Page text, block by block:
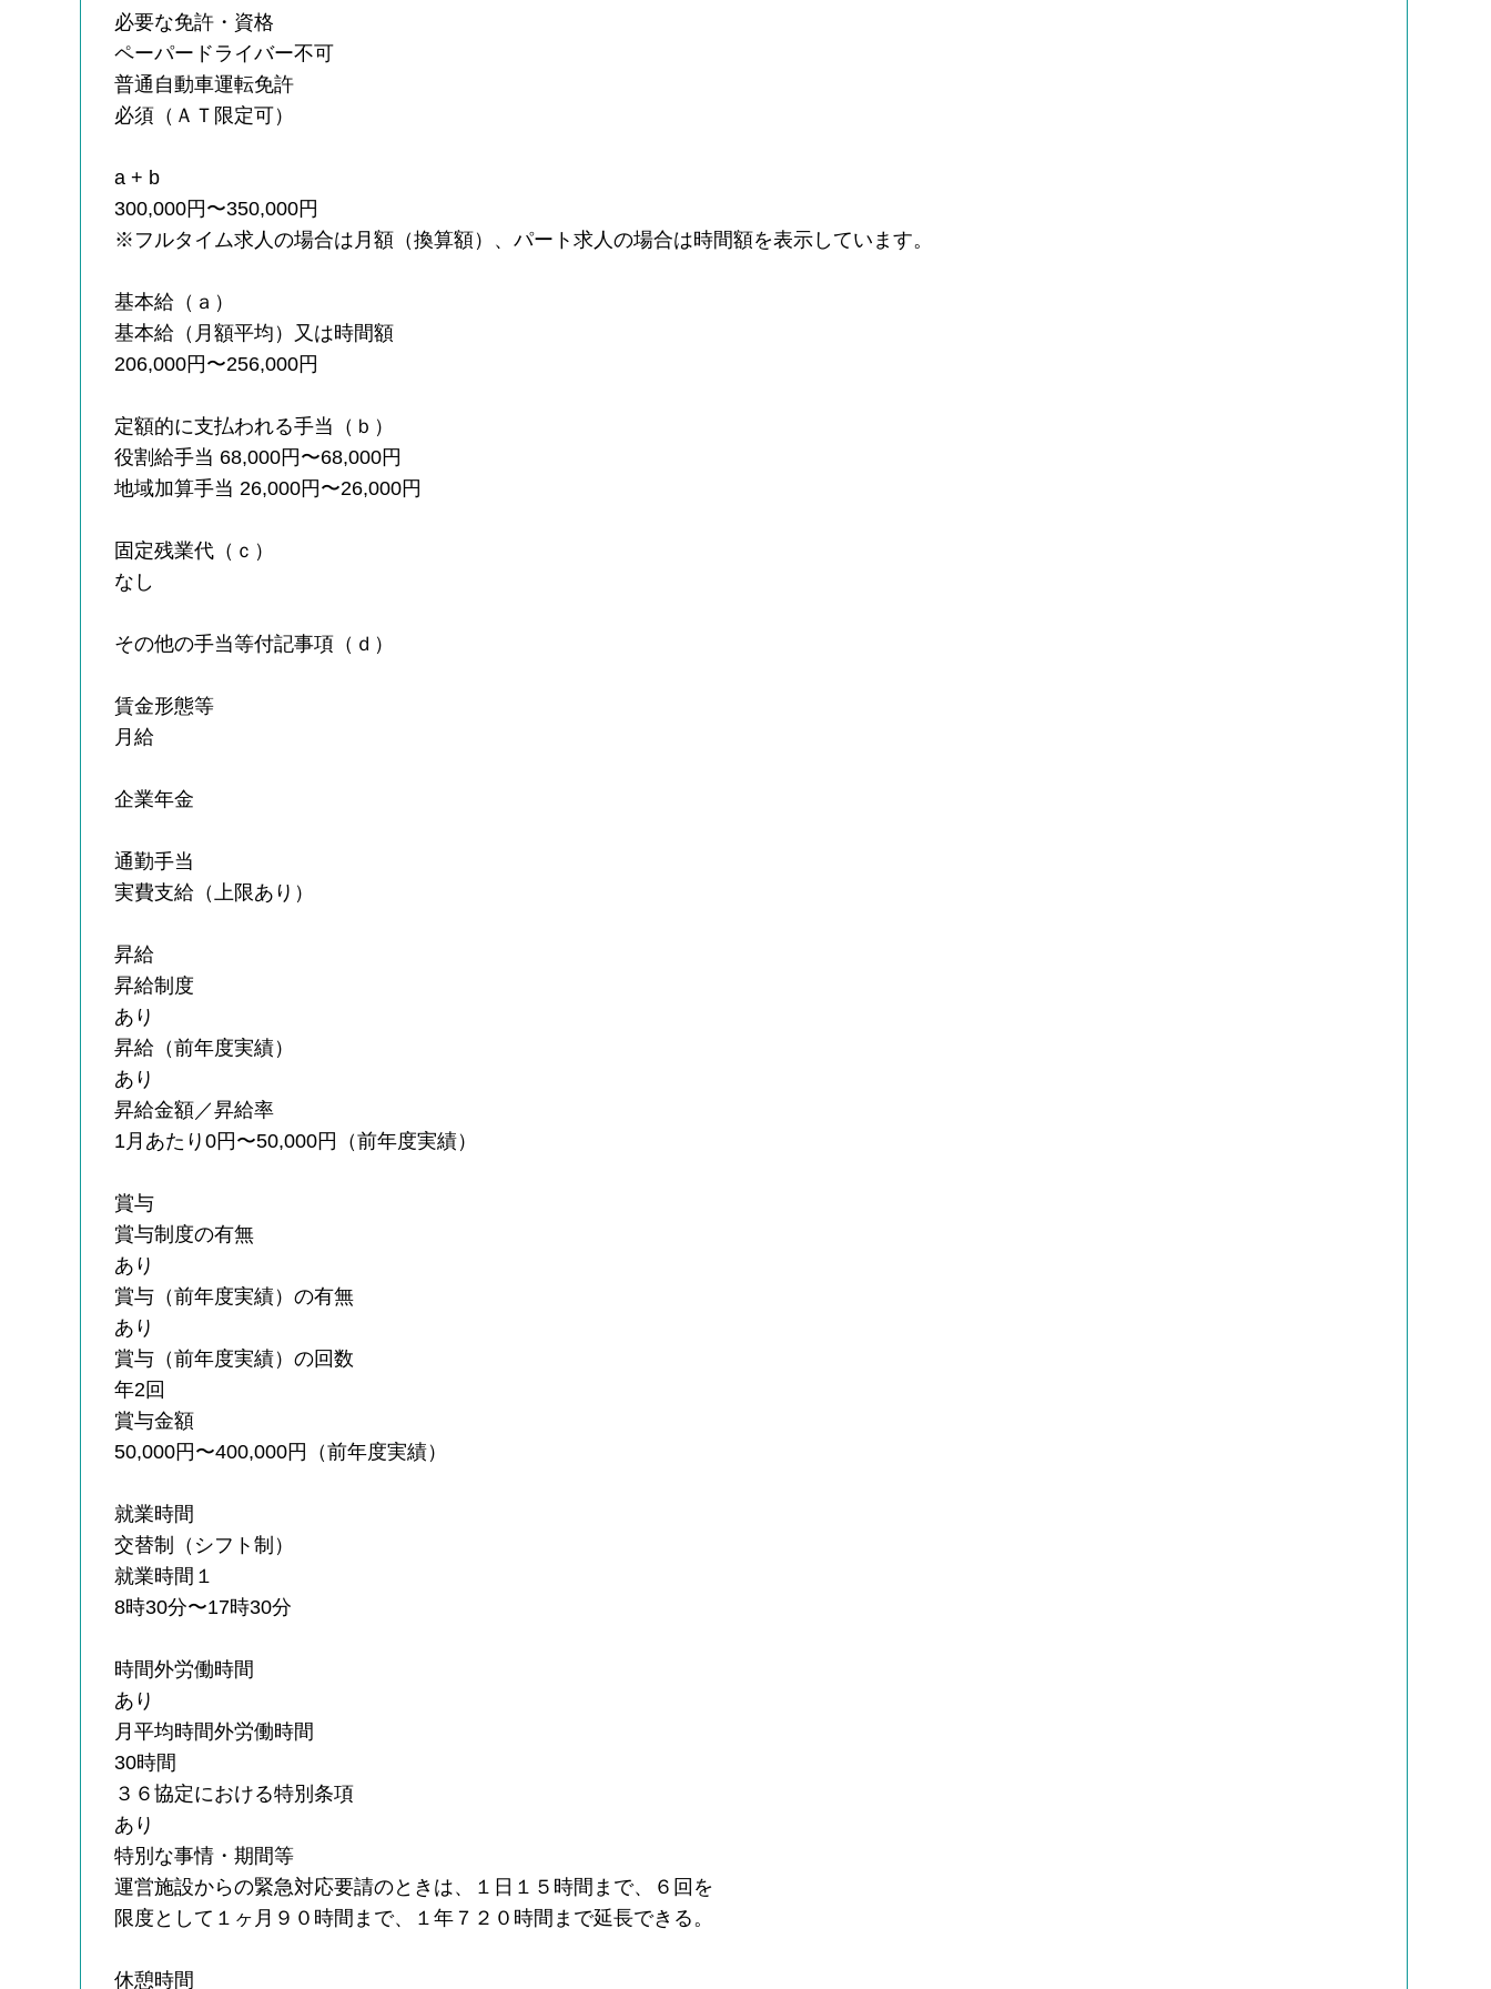
必要な免許・資格
ペーパードライバー不可
普通自動車運転免許
必須（ＡＴ限定可）
a + b
300,000円〜350,000円
※フルタイム求人の場合は月額（換算額）、パート求人の場合は時間額を表示しています。
基本給（ａ）
基本給（月額平均）又は時間額
206,000円〜256,000円
定額的に支払われる手当（ｂ）
役割給手当 68,000円〜68,000円
地域加算手当 26,000円〜26,000円
固定残業代（ｃ）
なし
その他の手当等付記事項（ｄ）
賃金形態等
月給
企業年金
通勤手当
実費支給（上限あり）
昇給
昇給制度
あり
昇給（前年度実績）
あり
昇給金額／昇給率
1月あたり0円〜50,000円（前年度実績）
賞与
賞与制度の有無
あり
賞与（前年度実績）の有無
あり
賞与（前年度実績）の回数
年2回
賞与金額
50,000円〜400,000円（前年度実績）
就業時間
交替制（シフト制）
就業時間１
8時30分〜17時30分
時間外労働時間
あり
月平均時間外労働時間
30時間
３６協定における特別条項
あり
特別な事情・期間等
運営施設からの緊急対応要請のときは、１日１５時間まで、６回を
限度として１ヶ月９０時間まで、１年７２０時間まで延長できる。
休憩時間